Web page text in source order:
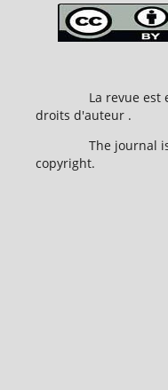
La revue est en
droits d'auteur .
The journal is
copyright.